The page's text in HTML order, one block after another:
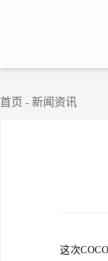
首页 - 新闻资讯
这次